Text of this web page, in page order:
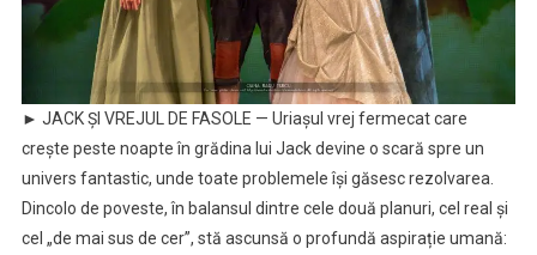
► JACK ȘI VREJUL DE FASOLE — Uriașul vrej fermecat care
crește peste noapte în grădina lui Jack devine o scară spre un
univers fantastic, unde toate problemele își găsesc rezolvarea.
Dincolo de poveste, în balansul dintre cele două planuri, cel real și
cel „de mai sus de cer”, stă ascunsă o profundă aspirație umană: